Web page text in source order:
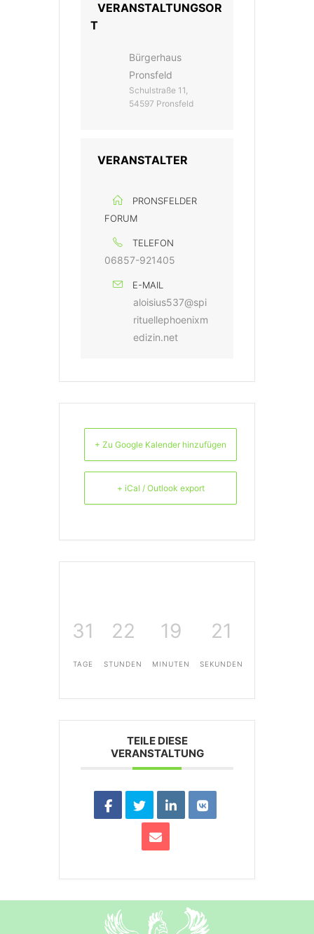
VERANSTALTUNGSOR
T
Bürgerhaus
Pronsfeld
Schulstraße 11,
54597 Pronsfeld
VERANSTALTER
PRONSFELDER
FORUM
TELEFON
06857-921405
E-MAIL
aloisius537@spi
rituellephoenixm
edizin.net
+ Zu Google Kalender hinzufügen
+ iCal / Outlook export
31
TAGE
22
STUNDEN
19
MINUTEN
21
SEKUNDEN
TEILE DIESE
VERANSTALTUNG